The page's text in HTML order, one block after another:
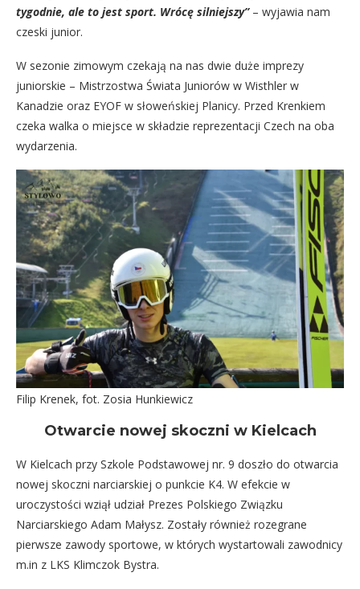
tygodnie, ale to jest sport. Wrócę silniejszy”– wyjawia nam
czeski junior.
W sezonie zimowym czekają na nas dwie duże imprezy
juniorskie – Mistrzostwa Świata Juniorów w Wisthler w
Kanadzie oraz EYOF w słoweńskiej Planicy. Przed Krenkiem
czeka walka o miejsce w składzie reprezentacji Czech na oba
wydarzenia.
Filip Krenek, fot. Zosia Hunkiewicz
Otwarcie nowej skoczni w Kielcach
W Kielcach przy Szkole Podstawowej nr. 9 doszło do otwarcia
nowej skoczni narciarskiej o punkcie K4. W efekcie w
uroczystości wziął udział Prezes Polskiego Związku
Narciarskiego Adam Małysz. Zostały również rozegrane
pierwsze zawody sportowe, w których wystartowali zawodnicy
m.in z LKS Klimczok Bystra.